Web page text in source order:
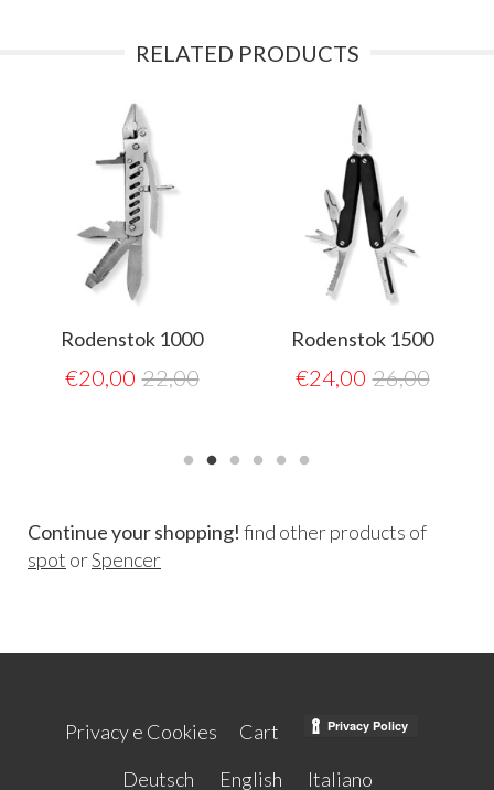
RELATED PRODUCTS
Rodenstok 1000
€20,00 22,00
Rodenstok 1500
€24,00 26,00
Continue your shopping! find other products of
spot orSpencer
Privacy e Cookies
Cart
Deutsch
English Italiano